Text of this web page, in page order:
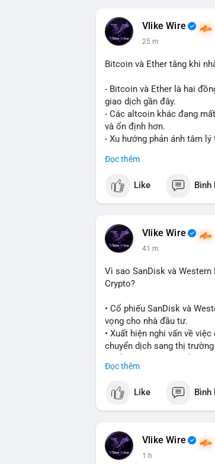
$usdt
#vlikevn #titanbot
📰 Nguồn: CoinDesk
Vlike Wire
25 m
Bitcoin và Ether tăng khi
- Bitcoin và Ether là hai
giao dịch gần đây.
- Các altcoin khác đang
và ổn định hơn.
- Xu hướng phản ánh tâm
#vlikevn #titanbot
📰 Nguồn: CoinDesk
Đọc thêm
Like Bình
Vlike Wire
41 m
Vì sao SanDisk và
Crypto?
• Cổ phiếu SanDisk và
vọng cho nhà đầu tư.
• Xuất hiện nghi vấn về
chuyển dịch sang thị
công nghệ và crypto.
#binancesquare
#vlikevn #titanbot
Đọc thêm
Like Bình
Vlike Wire
1 h